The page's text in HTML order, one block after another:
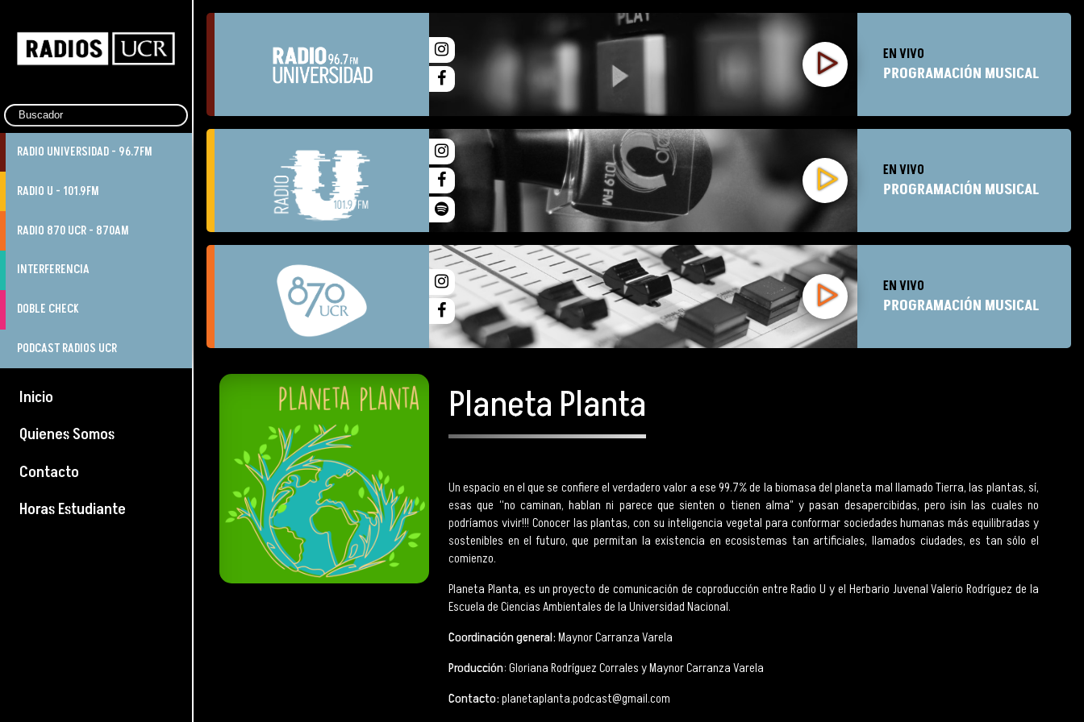
RADIO UNIVERSIDAD - 96.7FM
RADIO U - 101.9FM
RADIO 870 UCR - 870AM
INTERFERENCIA
DOBLE CHECK
PODCAST RADIOS UCR
Inicio
Quienes Somos
Contacto
Horas Estudiante
EN VIVO
PROGRAMACIÓN MUSICAL
EN VIVO
PROGRAMACIÓN MUSICAL
EN VIVO
PROGRAMACIÓN MUSICAL
Planeta Planta
Un espacio en el que se confiere el verdadero valor a ese 99.7% de la biomasa del planeta mal llamado Tierra, las plantas, sí,
esas que “no caminan, hablan ni parece que sienten o tienen alma” y pasan desapercibidas, pero ¡sin las cuales no
podríamos vivir!!! Conocer las plantas, con su inteligencia vegetal para conformar sociedades humanas más equilibradas y
sostenibles en el futuro, que permitan la existencia en ecosistemas tan artificiales, llamados ciudades, es tan sólo el
comienzo.
Planeta Planta, es un proyecto de comunicación de coproducción entre Radio U y el Herbario Juvenal Valerio Rodríguez de la
Escuela de Ciencias Ambientales de la Universidad Nacional.
Coordinación general:Maynor Carranza Varela
Producción: Gloriana Rodríguez Corrales y Maynor Carranza Varela
Contacto:planetaplanta.podcast@gmail.com